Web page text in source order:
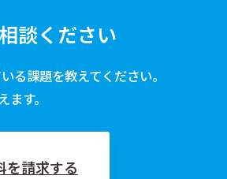
談ください
る課題を教えてください。
す。
を請求する